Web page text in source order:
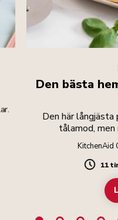
Den bästa
Den här
tålamod,
KitchenAid
11